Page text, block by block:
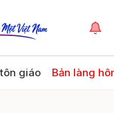
giáo Bản làng